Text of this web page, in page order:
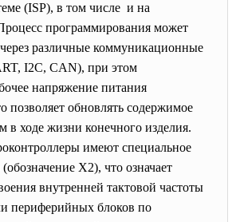
(ISP), в том числе и на
программирования может
через различные коммуникационные
I2C, CAN), при этом
напряжение питания
позволяет обновлять содержимое
в ходе жизни конечного изделия.
имеют специальное
Х2), что означает
внутренней тактовой частоты
периферийных блоков по